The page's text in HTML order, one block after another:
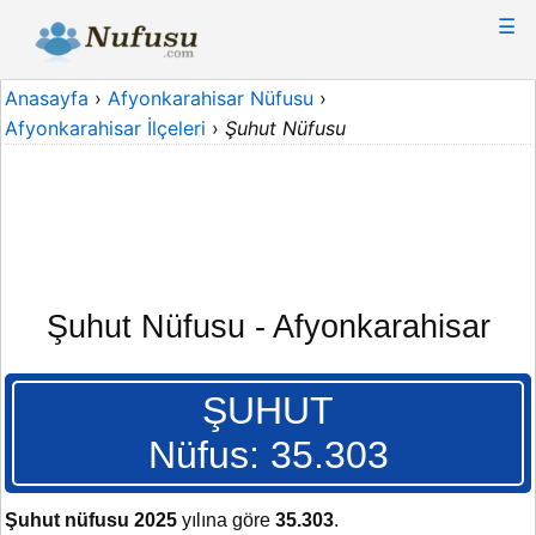
☰
Anasayfa › Afyonkarahisar Nüfusu ›
Afyonkarahisar İlçeleri › Şuhut Nüfusu
Şuhut Nüfusu - Afyonkarahisar
ŞUHUT
Nüfus: 35.303
Şuhut nüfusu 2025 yılına göre 35.303.